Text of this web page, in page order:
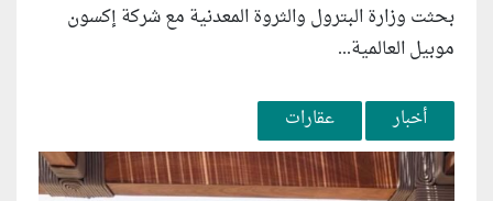
بحثت وزارة البترول والثروة المعدنية مع شركة إكسون
موبيل العالمية...
أخبار عقارات